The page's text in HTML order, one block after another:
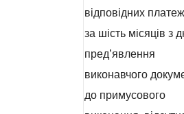
відповідних
за шість місяців з
пред’явлення
виконавчого
до примусового